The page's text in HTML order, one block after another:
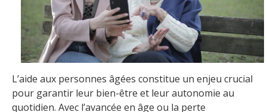
L’aide aux personnes âgées constitue un enjeu crucial
pour garantir leur bien-être et leur autonomie au
quotidien. Avec l’avancée en âge ou la perte